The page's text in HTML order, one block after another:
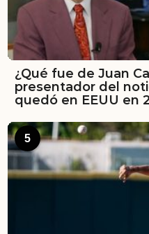
¿Qué fue de Juan
presentador del
quedó en EEUU en
5